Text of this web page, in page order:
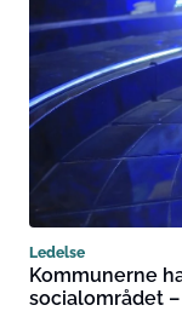
Ledelse
Kommunerne
socialområdet